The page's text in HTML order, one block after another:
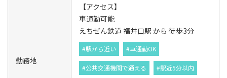
勤務地
【アクセス】
車通勤可能
えちぜん鉄道 福井口駅 から 徒歩3分
#駅から近い #車通勤OK
#公共交通機関で通える #駅近5分以内